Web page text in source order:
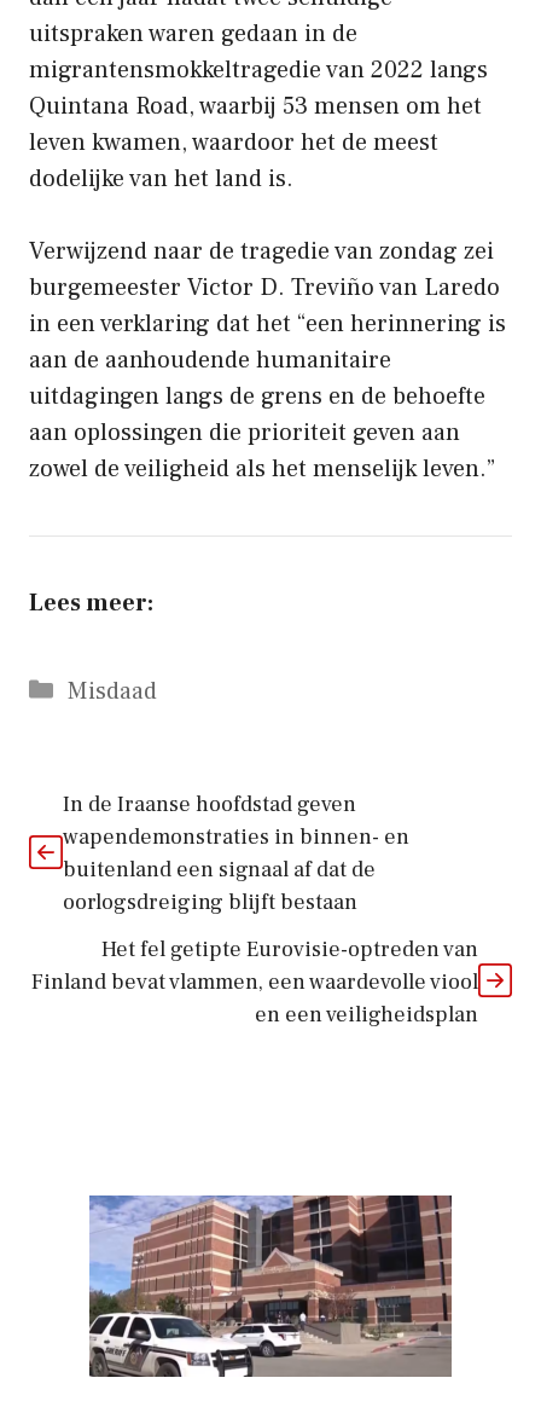
uitspraken waren gedaan in de
migrantensmokkeltragedie van 2022 langs
Quintana Road, waarbij 53 mensen om het
leven kwamen, waardoor het de meest
dodelijke van het land is.
Verwijzend naar de tragedie van zondag zei
burgemeester Victor D. Treviño van Laredo
in een verklaring dat het “een herinnering is
aan de aanhoudende humanitaire
uitdagingen langs de grens en de behoefte
aan oplossingen die prioriteit geven aan
zowel de veiligheid als het menselijk leven.”
Lees meer:
Categorieën
Misdaad
In de Iraanse hoofdstad geven
wapendemonstraties in binnen- en
buitenland een signaal af dat de
oorlogsdreiging blijft bestaan
Het fel getipte Eurovisie-optreden van
Finland bevat vlammen, een waardevolle viool
en een veiligheidsplan